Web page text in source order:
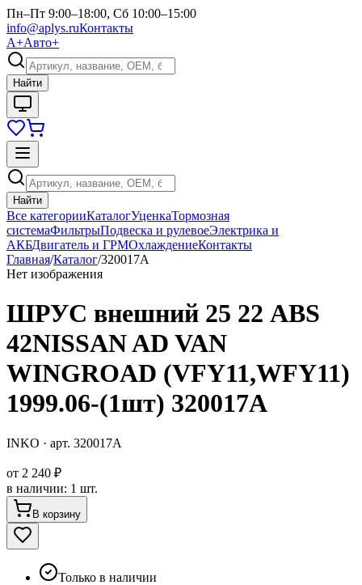
Пн–Пт 9:00–18:00, Сб 10:00–15:00
info@aplys.ruКонтакты
А+Авто+
Найти
Найти
Все категорииКаталогУценкаТормозная
системаФильтрыПодвеска и рулевоеЭлектрика и
АКБДвигатель и ГРМОхлаждениеКонтакты
Главная/Каталог/320017A
Нет изображения
ШРУС внешний 25 22 ABS
42NISSAN AD VAN
WINGROAD (VFY11,WFY11)
1999.06-(1шт) 320017A
INKO · арт. 320017A
от 2 240 ₽
в наличии: 1 шт.
В корзину
Только в наличии